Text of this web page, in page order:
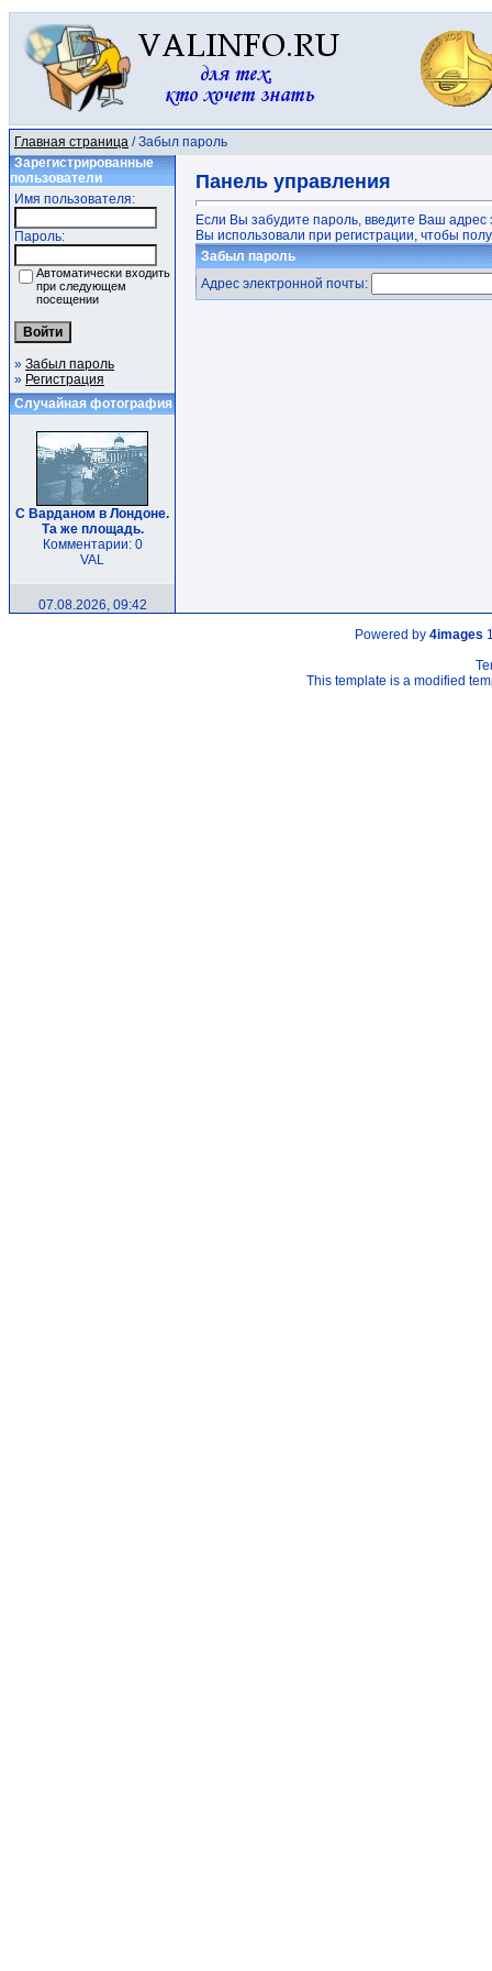
Главная страница / Забыл пароль
Зарегистрированные
пользователи
Имя пользователя:
Пароль:
Автоматически входить
при следующем
посещении
» Забыл пароль
» Регистрация
Случайная фотография
С Варданом в Лондоне.
Та же площадь.
Комментарии: 0
VAL
07.08.2026, 09:42
Панель управления
Если Вы забудите пароль, введите Ваш адрес
Вы использовали при регистрации, чтобы
Забыл пароль
Адрес электронной почты:
Powered by 4images
This template is a modified